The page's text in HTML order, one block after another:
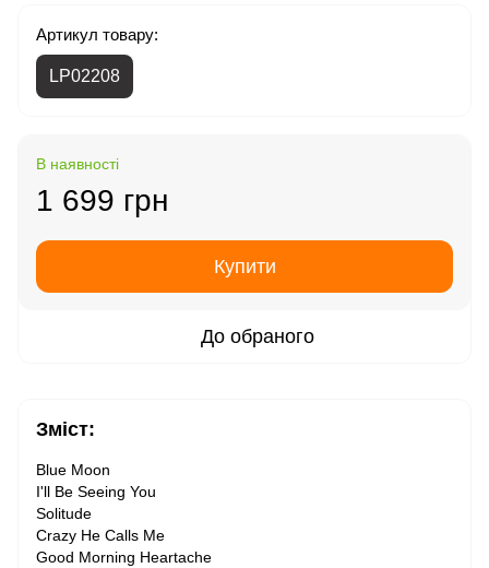
Артикул товару:
LP02208
В наявності
1 699 грн
Купити
До обраного
Зміст:
Blue Moon
I'll Be Seeing You
Solitude
Crazy He Calls Me
Good Morning Heartache